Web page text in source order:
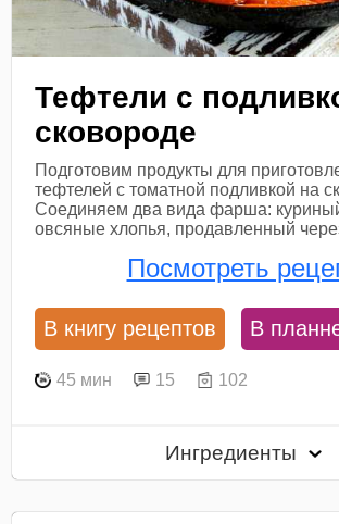
Тефтели с
сковороде
Подготовим продукты для
тефтелей с томатной подливкой на
Соединяем два вида фарша:
овсяные хлопья, продавленный
Посмотреть
В книгу рецептов В
45 мин 15 102
Ингредиенты